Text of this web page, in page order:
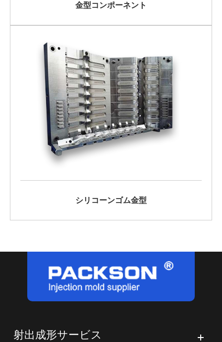
金型コンポーネント
シリコーンゴム金型
射出成形サービス